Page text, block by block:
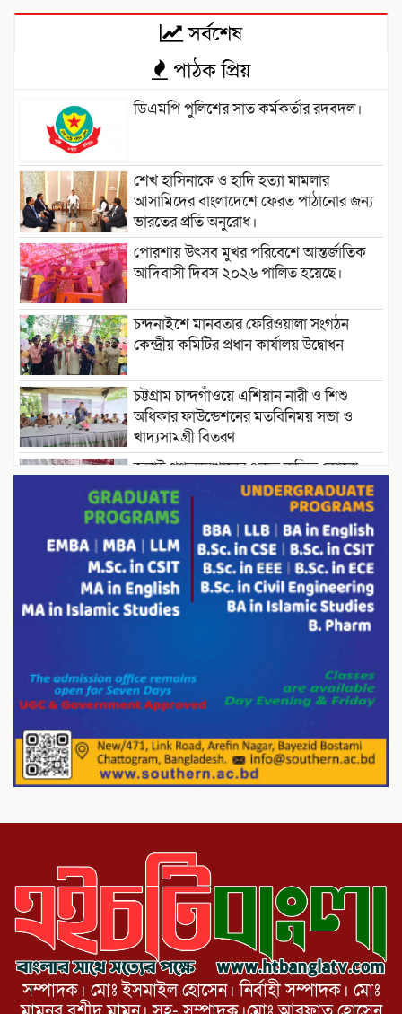
সর্বশেষ
পাঠক প্রিয়
ডিএমপি পুলিশের সাত কর্মকর্তার রদবদল।
শেখ হাসিনাকে ও হাদি হত্যা মামলার
আসামিদের বাংলাদেশে ফেরত পাঠানোর জন্য
ভারতের প্রতি অনুরোধ।
পোরশায় উৎসব মুখর পরিবেশে আন্তর্জাতিক
আদিবাসী দিবস ২০২৬ পালিত হয়েছে।
চন্দনাইশে মানবতার ফেরিওয়ালা সংগঠন
কেন্দ্রীয় কমিটির প্রধান কার্যালয় উদ্বোধন
চট্টগ্রাম চান্দগাঁওয়ে এশিয়ান নারী ও শিশু
অধিকার ফাউন্ডেশনের মতবিনিময় সভা ও
খাদ্যসামগ্রী বিতরণ
জুলাই গণঅভ্যুত্থানের প্রকৃত কৃতিত্ব কোনো
একক ব্যক্তি বা গোষ্ঠীর নয়; বরং এই কৃতিত্ব
দেশের জনগণের : তথ্য ও সম্প্রচারমন্ত্রী
পোরশার পুরইল সরকারি প্রাথমিক বিদ্যালয়ে
সংসদ সদস্য মোস্তাফিজুর রহমান কে সংবর্ধনা।
পাটগ্রামে ১০০ পিস ইয়াবাসহ দুই মাদক
ড্যাবের ৩৭তম প্রতিষ্ঠাবার্ষিকীতে প্রধানমন্ত্রী
তারেক রহমান।
চন্দনাইশের হাশিমপুর ৪ নং ওয়ার্ডে ৫’শতাধিক
হতদরিদ্র পরিবারের মাঝে খাদ্যসামগ্রী বিতরণ
সম্পাদক। মোঃ ইসমাইল হোসেন। নির্বাহী সম্পাদক। মোঃ